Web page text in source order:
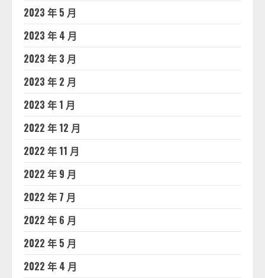
2023 年 5 月
2023 年 4 月
2023 年 3 月
2023 年 2 月
2023 年 1 月
2022 年 12 月
2022 年 11 月
2022 年 9 月
2022 年 7 月
2022 年 6 月
2022 年 5 月
2022 年 4 月